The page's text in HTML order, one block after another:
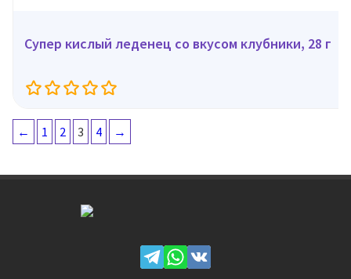
Супер кислый леденец со вкусом клубники, 28 г
← 1 2 3 4 →